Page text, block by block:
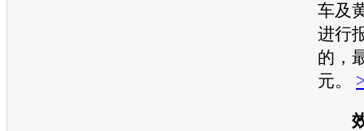
车及
进行
的，
元。